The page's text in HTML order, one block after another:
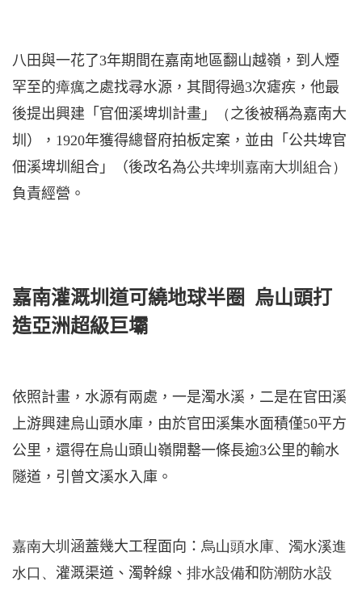
八田與一花了3年期間在嘉南地區翻山越嶺，到人煙
罕至的瘴癘之處找尋水源，其間得過3次瘧疾，他最
後提出興建「官佃溪埤圳計畫」
（ 之後被稱為嘉南大
圳）， 1920年獲得總督府拍板定案，並由「公共埤官
佃溪埤圳組合」（後改名為公共埤圳嘉南大圳組合）
負責經營。
嘉南灌溉圳道可繞地球半圈 烏山頭打
造亞洲超級巨壩
依照計畫，水源有兩處，一是濁水溪，二是在官田溪
上游興建烏山頭水庫，由於官田溪集水面積僅50平方
公里，還得在烏山頭山嶺開罊一條長逾3公里的輸水
隧道，引曾文溪水入庫。
嘉南大圳 涵蓋幾大工程面向： 烏山頭水庫、濁水溪進
水口、 灌溉渠道、濁幹線、 排水設備和 防潮防水設